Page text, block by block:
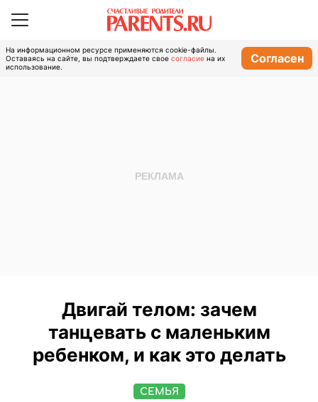
На информационном ресурсе применяются cookie-файлы.
Оставаясь на сайте, вы подтверждаете свое согласие на их
использование.
Согласен
Двигай телом: зачем
танцевать с маленьким
ребенком, и как это делать
СЕМЬЯ